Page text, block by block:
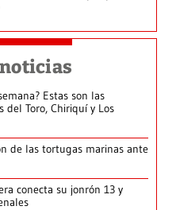
Estas son las
del Toro, Chiriquí y Los
de las tortugas marinas ante
conecta su jonrón 13 y